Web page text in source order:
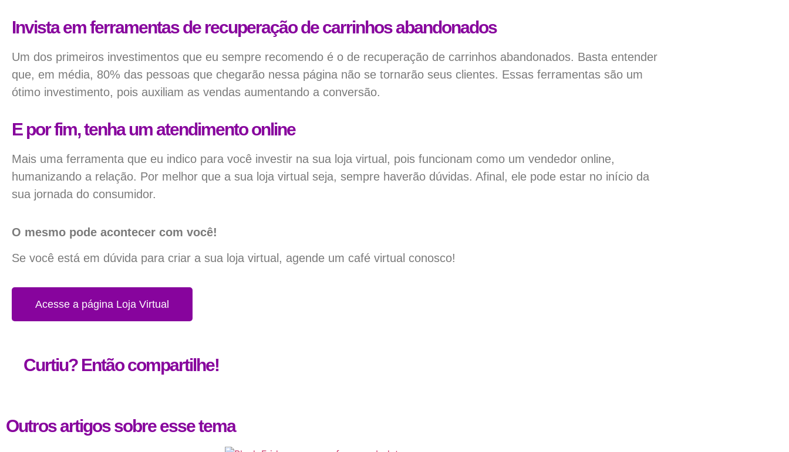
Invista em ferramentas de recuperação de carrinhos abandonados
Um dos primeiros investimentos que eu sempre recomendo é o de recuperação de carrinhos abandonados. Basta entender
que, em média, 80% das pessoas que chegarão nessa página não se tornarão seus clientes. Essas ferramentas são um
ótimo investimento, pois auxiliam as vendas aumentando a conversão.
E por fim, tenha um atendimento online
Mais uma ferramenta que eu indico para você investir na sua loja virtual, pois funcionam como um vendedor online,
humanizando a relação. Por melhor que a sua loja virtual seja, sempre haverão dúvidas. Afinal, ele pode estar no início da
sua jornada do consumidor.
O mesmo pode acontecer com você!
Se você está em dúvida para criar a sua loja virtual, agende um café virtual conosco!
Acesse a página Loja Virtual
Curtiu? Então compartilhe!
Outros artigos sobre esse tema